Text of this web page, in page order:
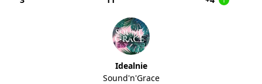
Idealnie
Sound'n'Grace